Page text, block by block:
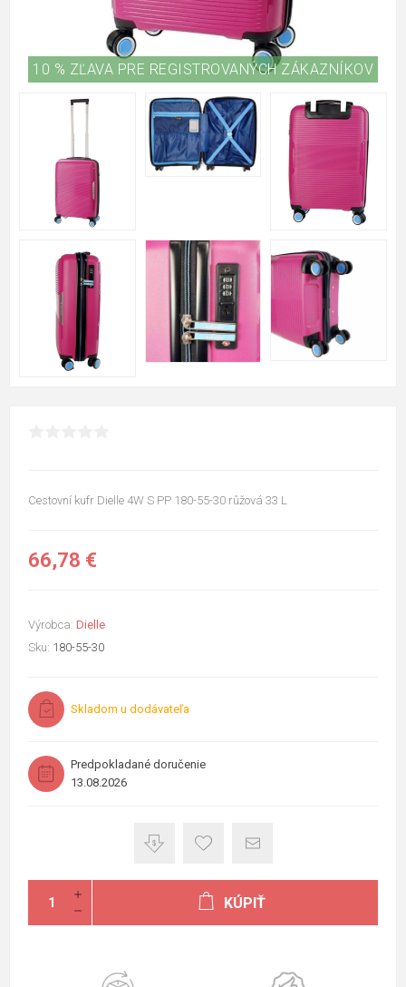
10 % ZĽAVA PRE REGISTROVANÝCH ZÁKAZNÍKOV
Cestovní kufr Dielle 4W S PP 180-55-30 růžová 33 L
66,78 €
Výrobca: Dielle
Sku: 180-55-30
Skladom u dodávateľa
Predpokladané doručenie
13.08.2026
KÚPIŤ